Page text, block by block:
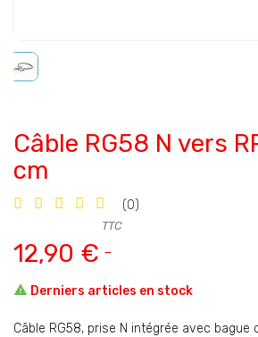
Câble RG58 N vers
cm
(0)
12,90 €
TTC
 Derniers articles en stock
Câble RG58, prise N intégrée avec